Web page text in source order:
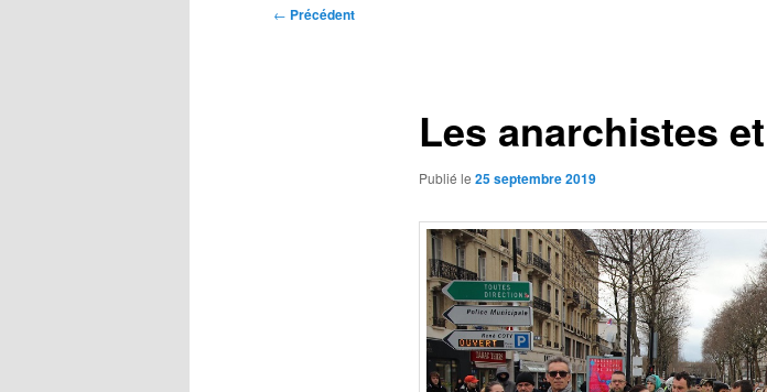
Navigation
← Précédent
Les anarchistes
Publié le 25 septembre 2019